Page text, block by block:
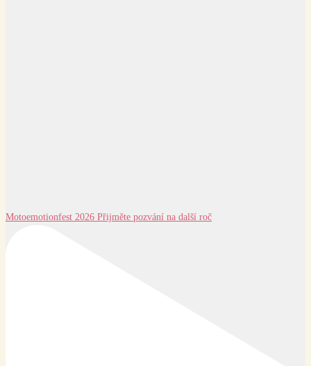
Motoemotionfest 2026 Přijměte pozvání na další roč